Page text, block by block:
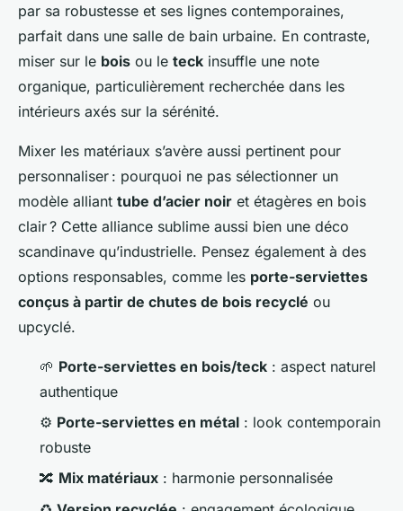
par sa robustesse et ses lignes contemporaines,
parfait dans une salle de bain urbaine. En contraste,
miser sur le bois ou le teck insuffle une note
organique, particulièrement recherchée dans les
intérieurs axés sur la sérénité.
Mixer les matériaux s’avère aussi pertinent pour
personnaliser : pourquoi ne pas sélectionner un
modèle alliant tube d’acier noir et étagères en bois
clair ? Cette alliance sublime aussi bien une déco
scandinave qu’industrielle. Pensez également à des
options responsables, comme les porte-serviettes
conçus à partir de chutes de bois recyclé ou
upcyclé.
🌱 Porte-serviettes en bois/teck : aspect naturel
authentique
⚙️ Porte-serviettes en métal : look contemporain
robuste
🔀 Mix matériaux : harmonie personnalisée